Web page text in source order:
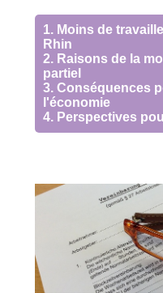
1. Moins de
Rhin
2. Raisons de la
partiel
3. Conséquences
l'économie
4. Perspectives